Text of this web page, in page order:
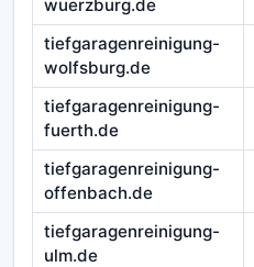
wuerzburg.de
tiefgaragenreinigung-
wolfsburg.de
tiefgaragenreinigung-
fuerth.de
tiefgaragenreinigung-
offenbach.de
tiefgaragenreinigung-
ulm.de